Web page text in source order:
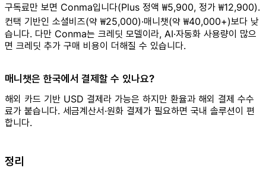
구독료만 보면 Conma입니다(Plus 정액 ₩5,900, 정가 ₩12,900).
컨택 기반인 소셜비즈(약 ₩25,000)·매니챗(약 ₩40,000+)보다 낮
습니다. 다만 Conma는 크레딧 모델이라, AI·자동화 사용량이 많으
면 크레딧 추가 구매 비용이 더해질 수 있습니다.
매니챗은 한국에서 결제할 수 있나요?
해외 카드 기반 USD 결제라 가능은 하지만 환율과 해외 결제 수수
료가 붙습니다. 세금계산서·원화 결제가 필요하면 국내 솔루션이 편
합니다.
정리